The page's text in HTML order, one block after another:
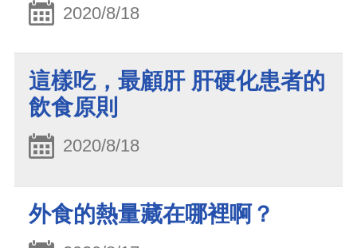
2020/8/18
這樣吃，最顧肝 肝硬化患者的
飲食原則
2020/8/18
外食的熱量藏在哪裡啊？